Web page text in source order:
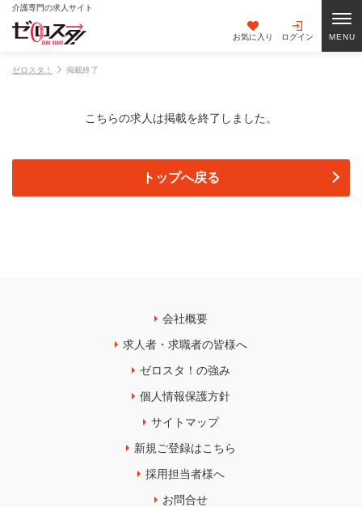
介護専門の求人サイト
お気に入り ログイン
ゼロスタ！ 掲載終了
こちらの求人は掲載を終了しました。
トップへ戻る
会社概要
求人者・求職者の皆様へ
ゼロスタ！の強み
個人情報保護方針
サイトマップ
新規ご登録はこちら
採用担当者様へ
お問合せ